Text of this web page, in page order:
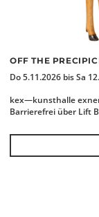
OFF THE
Do 5.11.2026 bis Sa
kex—kunsthalle
Barrierefrei über Lift B